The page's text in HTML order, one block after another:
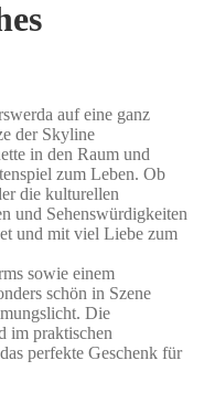
auf eine ganz
der Skyline
in den Raum und
zum Leben. Ob
die kulturellen
und Sehenswürdigkeiten
und mit viel Liebe zum
sowie einem
schön in Szene
Die
im praktischen
perfekte Geschenk für